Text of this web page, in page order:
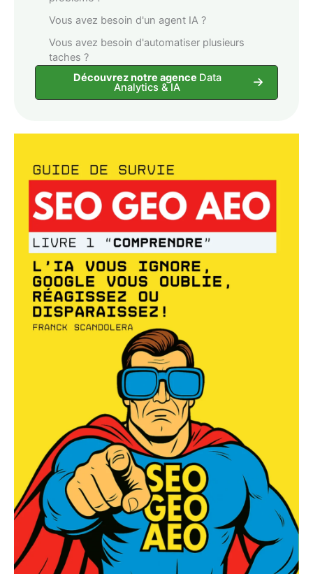
Vous avez besoin d'un agent IA ?
Vous avez besoin d'automatiser plusieurs
taches ?
Découvrez notre agence Data
Analytics & IA